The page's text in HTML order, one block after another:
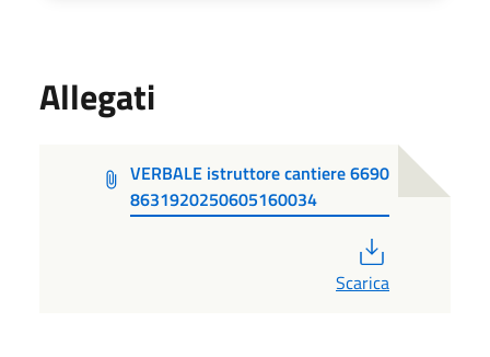
Allegati
VERBALE istruttore cantiere 6690
8631920250605160034
Scarica